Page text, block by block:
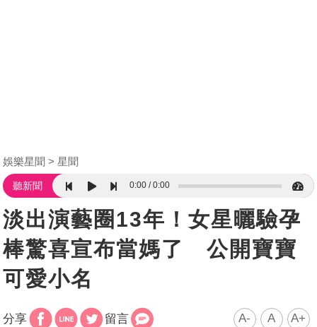
娛樂星聞 星聞
聽新聞 0:00 0:00
淡出演藝圈13年！女星曬驗孕
棒驚喜宣布當媽了 公開寶寶
可愛小名
分享 留言 A- A A+